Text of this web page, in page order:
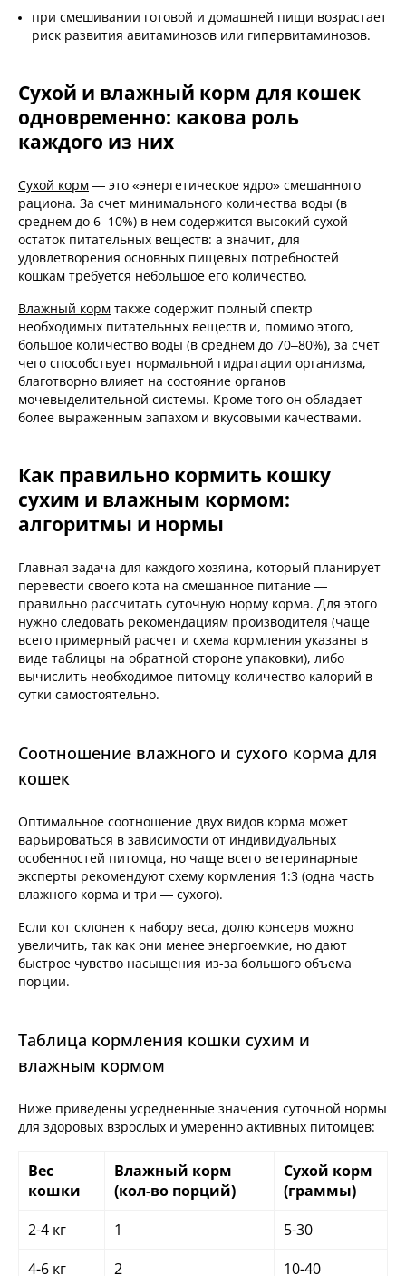
при смешивании готовой и домашней пищи возрастает
риск развития авитаминозов или гипервитаминозов.
Сухой и влажный корм для кошек
одновременно: какова роль
каждого из них
Сухой корм — это «энергетическое ядро» смешанного
рациона. За счет минимального количества воды (в
среднем до 6–10%) в нем содержится высокий сухой
остаток питательных веществ: а значит, для
удовлетворения основных пищевых потребностей
кошкам требуется небольшое его количество.
Влажный корм также содержит полный спектр
необходимых питательных веществ и, помимо этого,
большое количество воды (в среднем до 70–80%), за счет
чего способствует нормальной гидратации организма,
благотворно влияет на состояние органов
мочевыделительной системы. Кроме того он обладает
более выраженным запахом и вкусовыми качествами.
Как правильно кормить кошку
сухим и влажным кормом:
алгоритмы и нормы
Главная задача для каждого хозяина, который планирует
перевести своего кота на смешанное питание —
правильно рассчитать суточную норму корма. Для этого
нужно следовать рекомендациям производителя (чаще
всего примерный расчет и схема кормления указаны в
виде таблицы на обратной стороне упаковки), либо
вычислить необходимое питомцу количество калорий в
сутки самостоятельно.
Соотношение влажного и сухого корма для
кошек
Оптимальное соотношение двух видов корма может
варьироваться в зависимости от индивидуальных
особенностей питомца, но чаще всего ветеринарные
эксперты рекомендуют схему кормления 1:3 (одна часть
влажного корма и три — сухого).
Если кот склонен к набору веса, долю консерв можно
увеличить, так как они менее энергоемкие, но дают
быстрое чувство насыщения из-за большого объема
порции.
Таблица кормления кошки сухим и
влажным кормом
Ниже приведены усредненные значения суточной нормы
для здоровых взрослых и умеренно активных питомцев:
Вес
кошки
Влажный корм
(кол-во порций)
Сухой корм
(граммы)
2-4 кг
1
5-30
4-6 кг
2 10-40